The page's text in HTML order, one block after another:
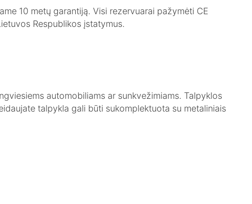
10 metų garantiją. Visi rezervuarai pažymėti CE
Respublikos įstatymus.
automobiliams ar sunkvežimiams. Talpyklos
talpykla gali būti sukomplektuota su metaliniais